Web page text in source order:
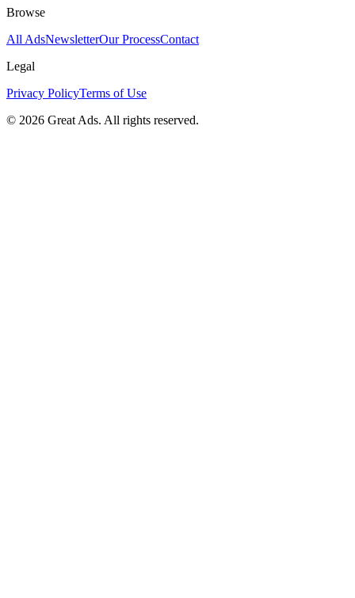
Browse
All AdsNewsletterOur ProcessContact
Legal
Privacy PolicyTerms of Use
© 2026 Great Ads. All rights reserved.